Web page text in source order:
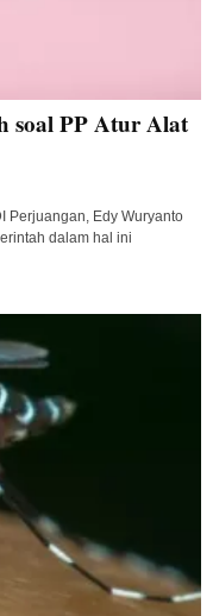
soal PP Atur Alat
Perjuangan, Edy Wuryanto
dalam hal ini